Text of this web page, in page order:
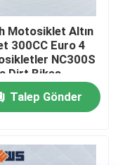
Motosiklet Altın
300CC Euro 4
NC300S
Dirt Bikes
Talep Gönder